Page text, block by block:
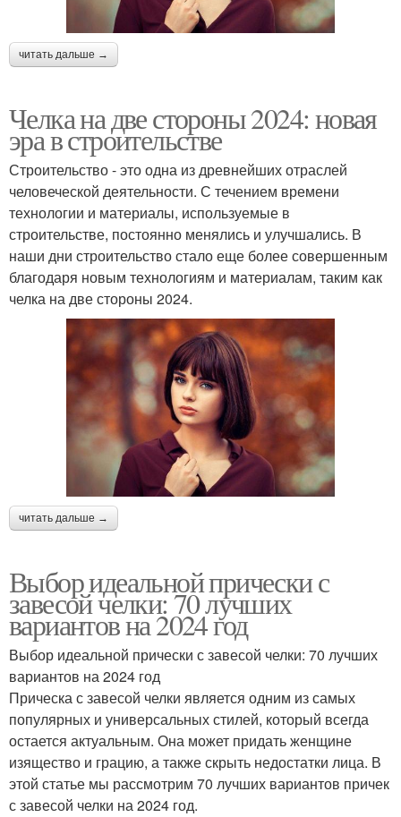
читать дальше →
Челка на две стороны 2024: новая
эра в строительстве
Строительство - это одна из древнейших отраслей
человеческой деятельности. С течением времени
технологии и материалы, используемые в
строительстве, постоянно менялись и улучшались. В
наши дни строительство стало еще более совершенным
благодаря новым технологиям и материалам, таким как
челка на две стороны 2024.
читать дальше →
Выбор идеальной прически с
завесой челки: 70 лучших
вариантов на 2024 год
Выбор идеальной прически с завесой челки: 70 лучших
вариантов на 2024 год
Прическа с завесой челки является одним из самых
популярных и универсальных стилей, который всегда
остается актуальным. Она может придать женщине
изящество и грацию, а также скрыть недостатки лица. В
этой статье мы рассмотрим 70 лучших вариантов причек
с завесой челки на 2024 год.